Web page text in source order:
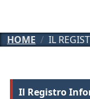
HOME IL
Registro
Il Registro